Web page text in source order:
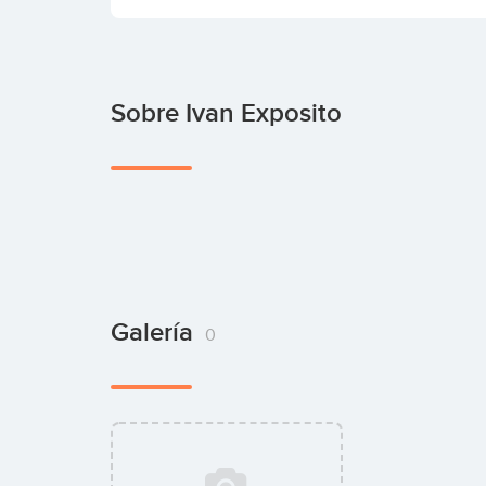
Sobre Ivan Exposito
Galería 0